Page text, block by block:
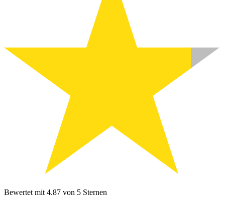
Bewertet mit 4.87 von 5 Sternen